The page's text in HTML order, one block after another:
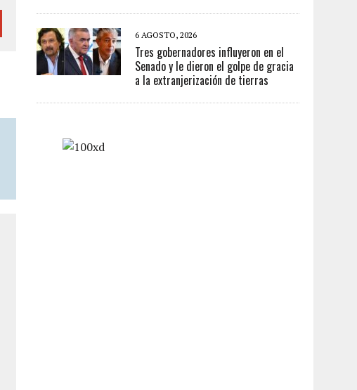
6 AGOSTO, 2026
Tres gobernadores influyeron en el
Senado y le dieron el golpe de gracia
a la extranjerización de tierras